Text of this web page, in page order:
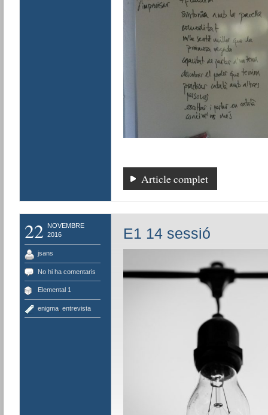
Article complet
22
NOVEMBRE
2016
jsans
No hi ha comentaris
Elemental 1
enigma, entrevista
E1 14 sessió